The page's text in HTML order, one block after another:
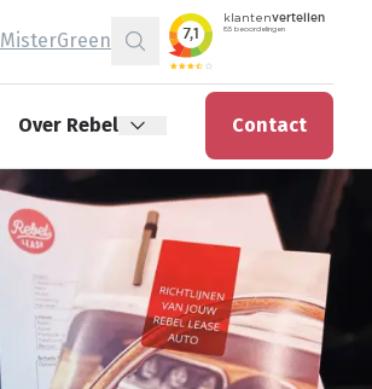
MisterGreen
Zoeken
Over Rebel Contact